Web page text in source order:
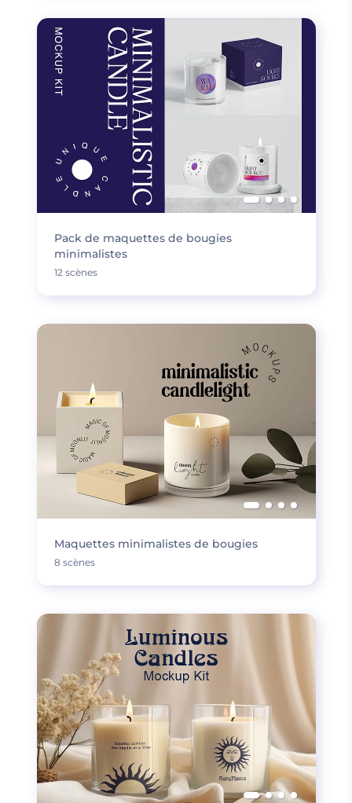
Pack de maquettes de bougies
minimalistes
12 scènes
Maquettes minimalistes de bougies
8 scènes